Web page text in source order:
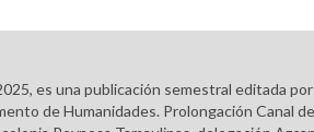
es una publicación semestral editada
de Humanidades. Prolongación Canal